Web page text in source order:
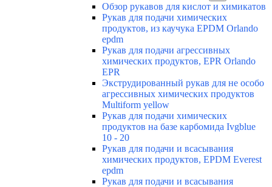
Обзор рукавов для кислот и химикатов
Рукав для подачи химических
продуктов, из каучука EPDM Orlando
epdm
Рукав для подачи агрессивных
химических продуктов, EPR Orlando
EPR
Экструдированный рукав для не особо
агрессивных химических продуктов
Multiform yellow
Рукав для подачи химических
продуктов на базе карбомида Ivgblue
10 - 20
Рукав для подачи и всасывания
химических продуктов, EPDM Everest
epdm
Рукав для подачи и всасывания